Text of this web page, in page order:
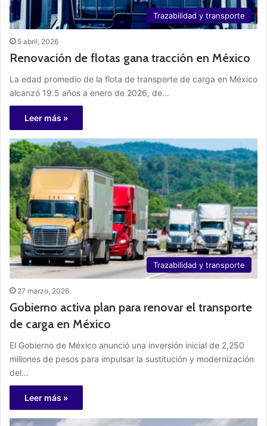
Trazabilidad y transporte
5 abril, 2026
Renovación de flotas gana tracción en México
La edad promedio de la flota de transporte de carga en México
alcanzó 19.5 años a enero de 2026, de…
Leer más »
Trazabilidad y transporte
27 marzo, 2026
Gobierno activa plan para renovar el transporte
de carga en México
El Gobierno de México anunció una inversión inicial de 2,250
millones de pesos para impulsar la sustitución y modernización
del…
Leer más »